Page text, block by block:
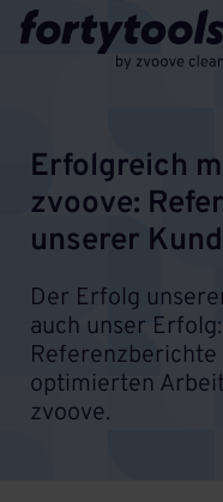
Erfolgreich
zvoove:
unserer
Der Erfolg
auch unser
Referenzberichte
optimierten
zvoove.